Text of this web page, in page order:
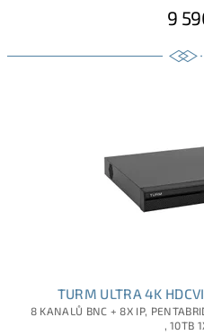
9
TURM ULTRA 4K
8 KANALŮ BNC + 8X IP,
, 10TB